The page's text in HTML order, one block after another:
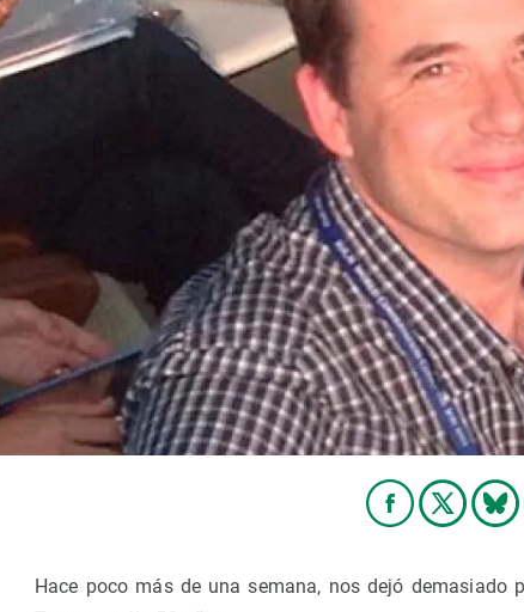
Hace poco más de una semana, nos dejó demasiado
(EDI)
Observación de la Tierra
Temas transversales
Publicaciones
Synthesis Actions